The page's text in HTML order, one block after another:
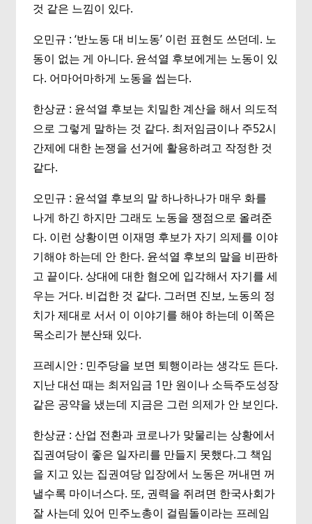
것 같은 느낌이 있다.
오민규 : ‘반노동 대 비노동’ 이런 표현도 쓰던데. 노
동이 없는 게 아니다. 윤석열 후보에게는 노동이 있
다. 어마어마하게 노동을 씹는다.
한상균 : 윤석열 후보는 치밀한 계산을 해서 의도적
으로 그렇게 말하는 것 같다. 최저임금이나 주52시
간제에 대한 논쟁을 선거에 활용하려고 작정한 것
같다.
오민규 : 윤석열 후보의 말 하나하나가 매우 화를
나게 하긴 하지만 그래도 노동을 쟁점으로 올려준
다. 이런 상황이면 이재명 후보가 자기 의제를 이야
기해야 하는데 안 한다. 윤석열 후보의 말을 비판하
고 끝이다. 상대에 대한 혐오에 입각해서 자기를 세
우는 거다. 비겁한 것 같다. 그러면 진보, 노동의 정
치가 제대로 서서 이 이야기를 해야 하는데 이쪽은
목소리가 분산돼 있다.
프레시안 : 민주당을 보면 퇴행이라는 생각도 든다.
지난 대선 때는 최저임금 1만 원이나 소득주도성장
같은 공약을 냈는데 지금은 그런 의제가 안 보인다.
한상균 : 산업 전환과 코로나가 맞물리는 상황에서
집권여당이 좋은 일자리를 만들지 못했다.그 책임
을 지고 있는 집권여당 입장에서 노동은 꺼내면 꺼
낼수록 마이너스다. 또, 권력을 쥐려면 한국사회가
잘 사는데 있어 민주노총이 걸림돌이라는 프레임